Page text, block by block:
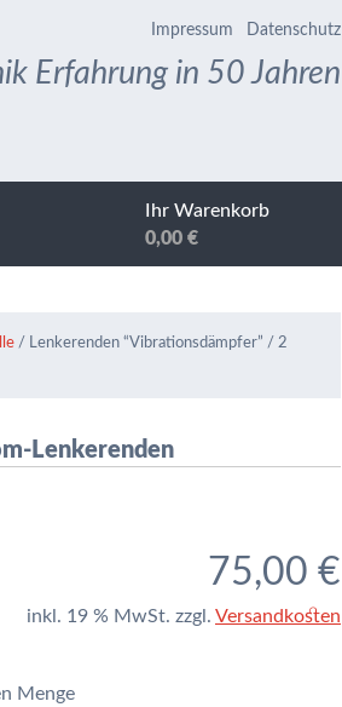
Impressum Datenschutz
Erfahrung in 50 Jahren
Ihr Warenkorb
0,00€
/ Lenkerenden “Vibrationsdämpfer” / 2
Lenkerenden
75,00 €
inkl. 19 % MwSt. zzgl. Versandkosten
Menge